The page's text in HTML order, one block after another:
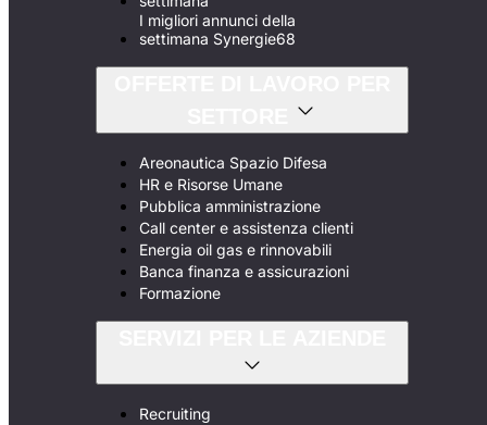
I migliori annunci della
settimana Synergie68
Areonautica Spazio Difesa
HR e Risorse Umane
Pubblica amministrazione
Call center e assistenza clienti
Energia oil gas e rinnovabili
Banca finanza e assicurazioni
Formazione
Recruiting